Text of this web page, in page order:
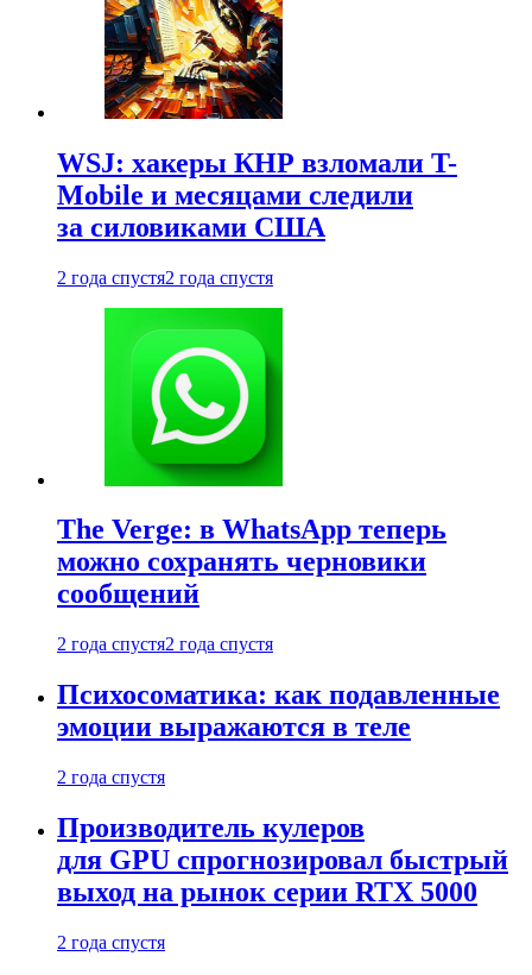
WSJ: хакеры КНР взломали T-
Mobile и месяцами следили
за силовиками США
2 года спустя2 года спустя
The Verge: в WhatsApp теперь
можно сохранять черновики
сообщений
2 года спустя2 года спустя
Психосоматика: как подавленные
эмоции выражаются в теле
2 года спустя
Производитель кулеров
для GPU спрогнозировал быстрый
выход на рынок серии RTX 5000
2 года спустя